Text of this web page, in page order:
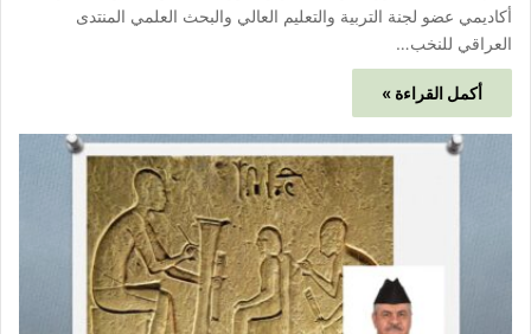
أكاديمي عضو لجنة التربية والتعليم العالي والبحث العلمي المنتدى
العراقي للنخب…
أكمل القراءة »